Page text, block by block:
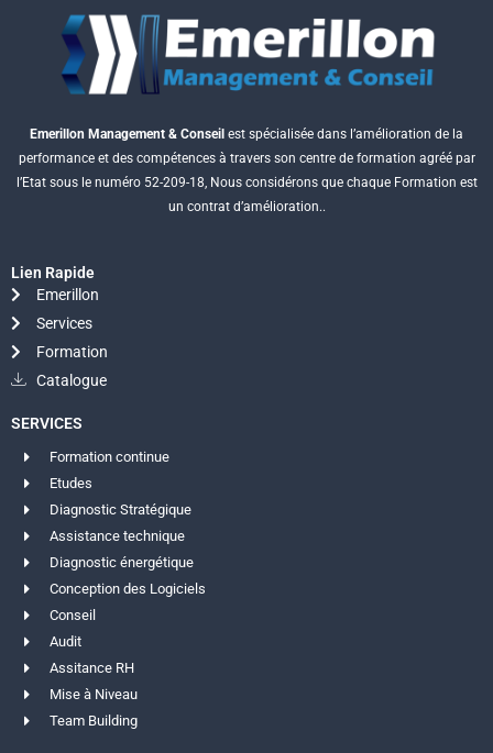
Emerillon Management & Conseil est spécialisée dans l’amélioration de la
performance et des compétences à travers son centre de formation agréé par
l’Etat sous le numéro 52-209-18, Nous considérons que chaque Formation est
un contrat d’amélioration..
Lien Rapide
Emerillon
Services
Formation
Catalogue
SERVICES
Formation continue
Etudes
Diagnostic Stratégique
Assistance technique
Diagnostic énergétique
Conception des Logiciels
Conseil
Audit
Assitance RH
Mise à Niveau
Team Building